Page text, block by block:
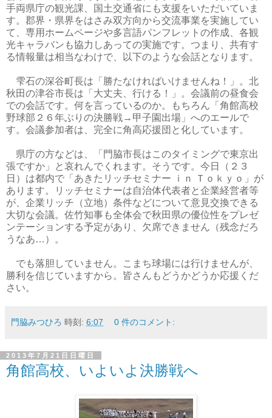
手両県庁の観光課、国土交通省にも支援をいただいていま
す。郡界・県界をはさみ双方向から交流事業を実施してい
て、専用ホームページや多言語パンフレットの作成、各観
光キャラバンも協力しあっての実施です。つまり、共有す
る情報量は相当なわけで、以下のような会話となります。
雫石の深谷町長は「勝たなければいけませんね！」。北
秋田の津谷市長は「大丈夫、行ける！」。会議前の昼食会
での会話です。何を言っているのか。もちろん「角館高校
野球部２６年ぶりの決勝戦→甲子園出場」へのエールで
す。会議参加者は、完全に角高応援団と化しています。
県庁の方などは、「門脇市長はこのタイミングで東京出
張ですか」と哀れんでくれます。そうです。今日（２３
日）は都内で「あきたリッチセミナー ｉｎ Ｔｏｋｙｏ」が
あります。リッチセミナーは自治体代表者と企業経営者等
が、企業リッチ（立地）条件などについて意見交換できる
大切な会議。佐竹知事も全体会で秋田県の優位性をプレゼ
ンテーションする予定があり、欠席できません（残念だろ
うなあ…）。
でも落胆していません。こまち球場には行けませんが、
勝利を信じていますから。皆さんもどうかどうか応援くだ
さい。
門脇みつひろ 時刻: 6:07 0 件のコメント:
2013年7月21日日曜日
角館高校、いよいよ決勝戦へ